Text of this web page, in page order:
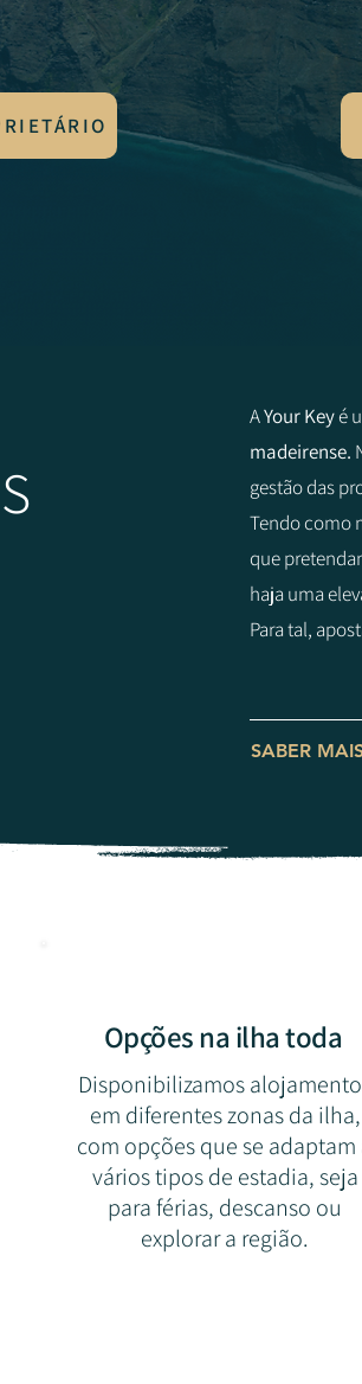
AYour Keyé
madeirense.
gestão das
Tendo como
que
haja uma
Para tal,
SABER
Opções na ilha toda
Disponibilizamos
em diferentes zonas da ilha,
com opções que se adaptam
vários tipos de estadia, seja
para férias, descanso ou
explorar a região.